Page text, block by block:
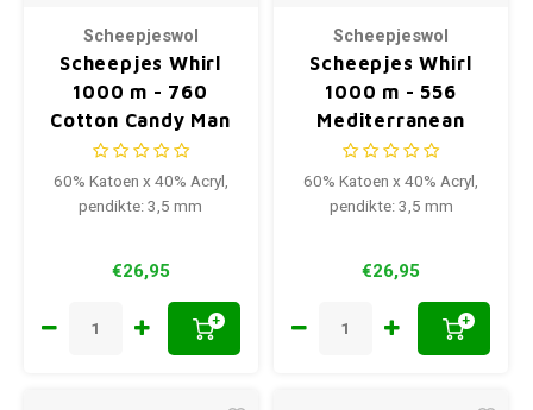
Scheepjeswol
Scheepjes Whirl
1000 m - 760
Cotton Candy Man
60% Katoen x 40% Acryl,
pendikte: 3,5 mm
€26,95
+
Scheepjeswol
Scheepjes Whirl
1000 m - 556
Mediterranean
MooHa
60% Katoen x 40% Acryl,
pendikte: 3,5 mm
€26,95
+